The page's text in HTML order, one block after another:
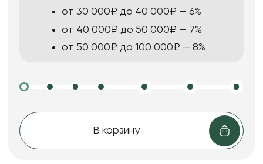
от 30 000₽ до 40 000₽ — 6%
от 40 000₽ до 50 000₽ — 7%
от 50 000₽ до 100 000₽ — 8%
В корзину